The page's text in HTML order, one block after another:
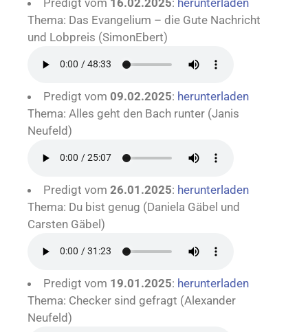
Thema: Das Evangelium – die Gute Nachricht
und Lobpreis (SimonEbert)
Predigt vom 09.02.2025: herunterladen
Thema: Alles geht den Bach runter (Janis
Neufeld)
Predigt vom 26.01.2025: herunterladen
Thema: Du bist genug (Daniela Gäbel und
Carsten Gäbel)
Predigt vom 19.01.2025: herunterladen
Thema: Checker sind gefragt (Alexander
Neufeld)